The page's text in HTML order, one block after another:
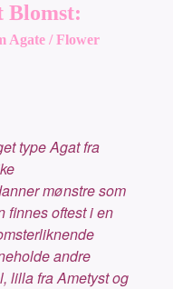
Blomst:
Agate / Flower
type Agat fra
mønstre som
finnes oftest i en
andre
lilla fra Ametyst og